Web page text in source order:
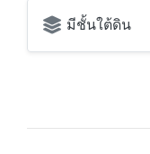
มีชั้นใต้ดิน